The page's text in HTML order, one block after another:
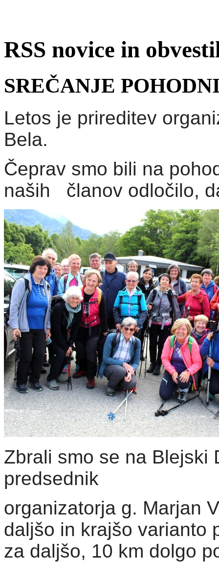
RSS novice in
SREČANJE
Letos je prireditev
Bela.
Čeprav smo bili na
naših članov odločilo,
Zbrali smo se na
predsednik
organizatorja g. Marjan
daljšo in krajšo varianto
za daljšo, 10 km dolgo